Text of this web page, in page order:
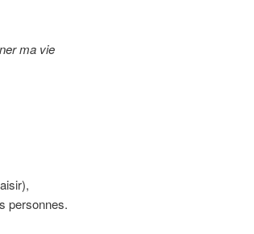
ma vie
personnes.